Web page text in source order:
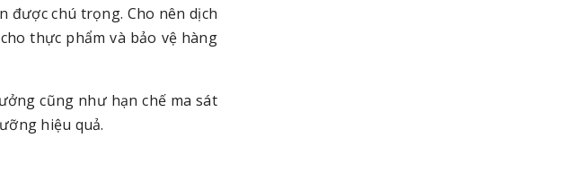
được chú trọng. Cho nên dịch
thực phẩm và bảo vệ hàng
cũng như hạn chế ma sát
hiệu quả.